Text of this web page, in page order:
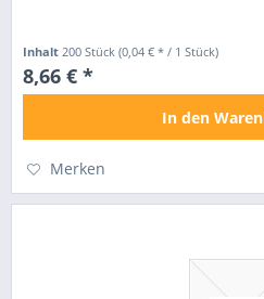
Inhalt200 Stück(0,04 € * / 1 Stück)
8,66 € *
In den
Merken